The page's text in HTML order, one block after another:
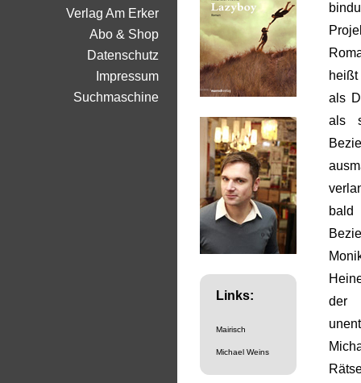
Links:
Mairisch
Michael Weins
als
als
der
Verlag Am Erker
Abo & Shop
Datenschutz
Impressum
Suchmaschine